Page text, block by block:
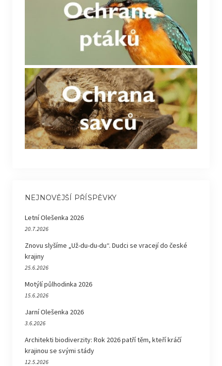
NEJNOVĚJŠÍ PŘÍSPĚVKY
Letní Olešenka 2026
20.7.2026
Znovu slyšíme „Už-du-du-du“. Dudci se vracejí do české
krajiny
25.6.2026
Motýlí půlhodinka 2026
15.6.2026
Jarní Olešenka 2026
3.6.2026
Architekti biodiverzity: Rok 2026 patří těm, kteří kráčí
krajinou se svými stády
12.5.2026